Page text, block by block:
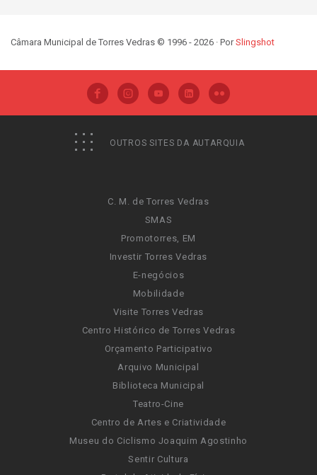
Câmara Municipal de Torres Vedras © 1996 - 2026 · PorSlingshot
OUTROS SITES DA AUTARQUIA
C. M. de Torres Vedras
SMAS
Promotorres, EM
Investir Torres Vedras
E-negócios
Mobilidade
Visite Torres Vedras
Centro Histórico de Torres Vedras
Orçamento Participativo
Arquivo Municipal
Biblioteca Municipal
Teatro-Cine
Centro de Artes e Criatividade
Museu do Ciclismo Joaquim Agostinho
Sentir Cultura